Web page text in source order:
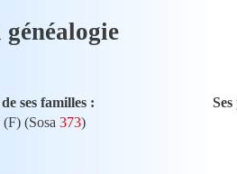
généalogie
ses familles :
(F) (Sosa 373)